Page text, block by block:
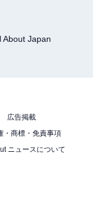
About Japan
広告掲載
・商標・免責事項
ニュースについて